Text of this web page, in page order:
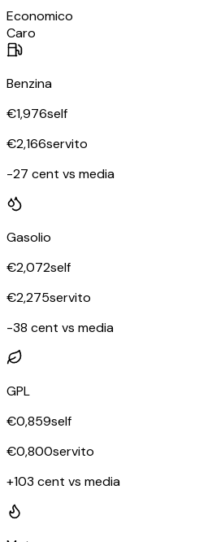
Economico
Caro
Benzina
€1,976self
€2,166servito
-27 cent vs media
Gasolio
€2,072self
€2,275servito
-38 cent vs media
GPL
€0,859self
€0,800servito
+103 cent vs media